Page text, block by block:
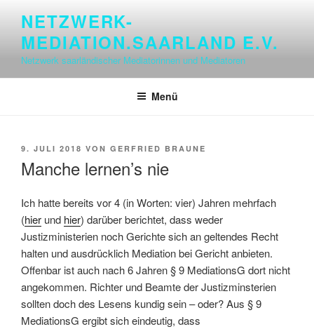
springen
NETZWERK-
MEDIATION.SAARLAND E.V.
Netzwerk saarländischer Mediatorinnen und Mediatoren
Menü
VERÖFFENTLICHT
9. JULI 2018 VON GERFRIED BRAUNE
Manche lernen’s nie
Ich hatte bereits vor 4 (in Worten: vier) Jahren mehrfach
(hier und hier) darüber berichtet, dass weder
Justizministerien noch Gerichte sich an geltendes Recht
halten und ausdrücklich Mediation bei Gericht anbieten.
Offenbar ist auch nach 6 Jahren § 9 MediationsG dort nicht
angekommen. Richter und Beamte der Justizminsterien
sollten doch des Lesens kundig sein – oder?Aus § 9
MediationsG ergibt sich eindeutig, dass